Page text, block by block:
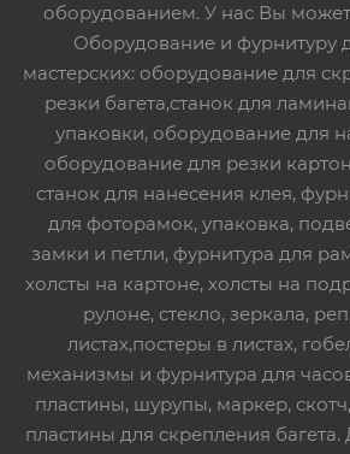
оборудованием. У нас Вы
Оборудование и фурнитуру
мастерских: оборудование для
резки багета,станок для
упаковки, оборудование для
оборудование для резки
станок для нанесения клея,
для фоторамок, упаковка,
замки и петли, фурнитура для
холсты на картоне, холсты на
рулоне, стекло, зеркала,
листах,постеры в листах,
механизмы и фурнитура для
пластины, шурупы, маркер,
пластины для скрепления